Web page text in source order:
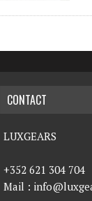
CONTACT
LUXGEARS
+352 621 304 704
Mail :